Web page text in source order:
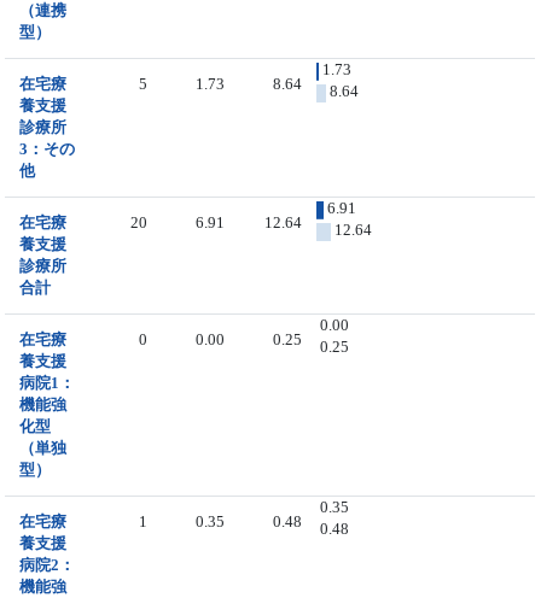
（連携
型）
在宅療
養支援
診療所
3：その
他
5 1.73 8.64
1.73
8.64
在宅療
養支援
診療所
合計
20 6.91 12.64
6.91
12.64
在宅療
養支援
病院1：
機能強
化型
（単独
型）
0 0.00 0.25
0.00
0.25
在宅療
養支援
病院2：
機能強
1 0.35 0.48
0.35
0.48